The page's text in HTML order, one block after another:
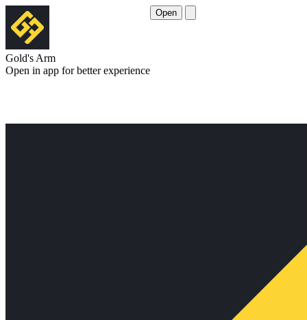
Gold's Arm
Open in app for better experience
Open